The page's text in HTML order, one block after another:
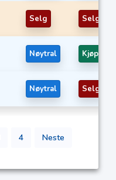
Selg Selg
Nøytral Kjøp
Nøytral Selg
4 Neste